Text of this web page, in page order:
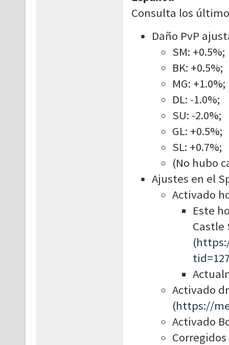
Consulta los
Daño PvP
SM: +0.5%;
BK: +0.5%;
MG: +1.0%;
DL: -1.0%;
SU: -2.0%;
GL: +0.5%;
SL: +0.7%;
(No hubo
Ajustes en el
Activado
Este
Castle
(
Activado
(https://
Activado